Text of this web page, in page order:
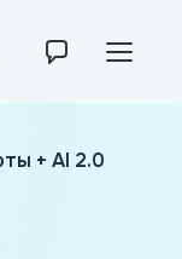
+ AI 2.0